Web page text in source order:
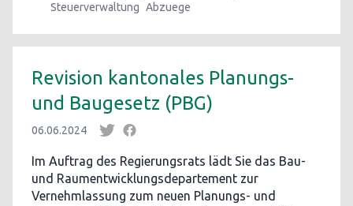
Steuerverwaltung Abzuege
Revision kantonales Planungs-
und Baugesetz (PBG)
06.06.2024
Im Auftrag des Regierungsrats lädt Sie das Bau-
und Raumentwicklungsdepartement zur
Vernehmlassung zum neuen Planungs- und